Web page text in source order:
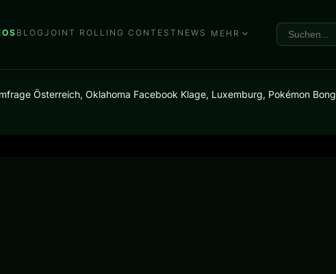
BLOGJOINT ROLLING CONTEST NEWS MEHR
Österreich, Oklahoma Facebook Klage, Luxemburg, Pokémon Bong